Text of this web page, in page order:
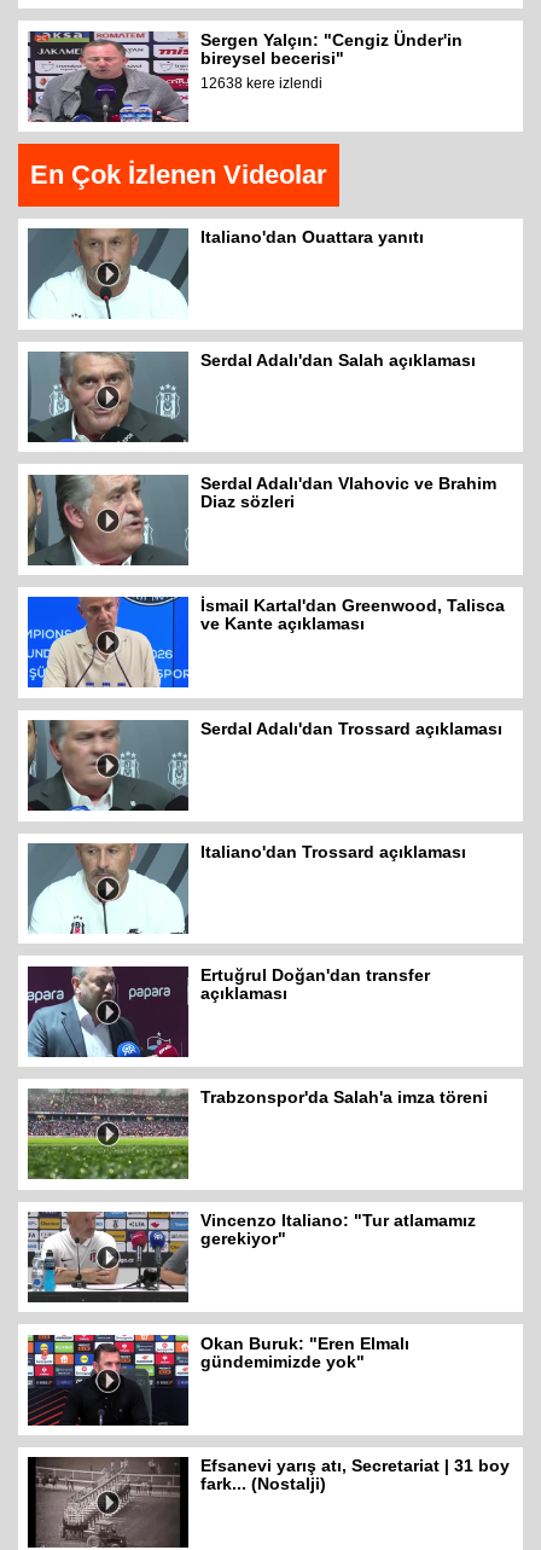
Sergen Yalçın: "Cengiz Ünder'in
bireysel becerisi"
12638 kere izlendi
En Çok İzlenen Videolar
Italiano'dan Ouattara yanıtı
Serdal Adalı'dan Salah açıklaması
Serdal Adalı'dan Vlahovic ve Brahim
Diaz sözleri
İsmail Kartal'dan Greenwood, Talisca
ve Kante açıklaması
Serdal Adalı'dan Trossard açıklaması
Italiano'dan Trossard açıklaması
Ertuğrul Doğan'dan transfer
açıklaması
Trabzonspor'da Salah'a imza töreni
Vincenzo Italiano: "Tur atlamamız
gerekiyor"
Okan Buruk: "Eren Elmalı
gündemimizde yok"
Efsanevi yarış atı, Secretariat | 31 boy
fark... (Nostalji)